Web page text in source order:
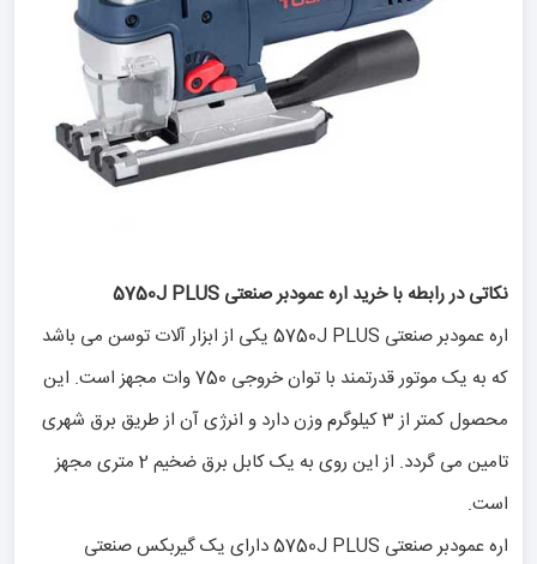
نکاتی در رابطه با خرید اره عمودبر صنعتی 5750J PLUS
اره عمودبر صنعتی 5750J PLUS یکی از ابزار آلات توسن می باشد
که به یک موتور قدرتمند با توان خروجی 750 وات مجهز است. این
محصول کمتر از 3 کیلوگرم وزن دارد و انرژی آن از طریق برق شهری
تامین می گردد. از این روی به یک کابل برق ضخیم 2 متری مجهز
است.
اره عمودبر صنعتی 5750J PLUS دارای یک گیربکس صنعتی